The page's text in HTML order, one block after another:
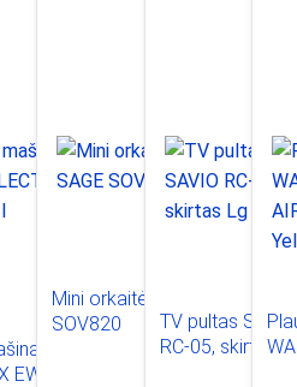
- džiovyklė
EW7W368SI
Mini orkaitė SAGE
SOV820
TV pultas SAVIO
RC-05, skirtas